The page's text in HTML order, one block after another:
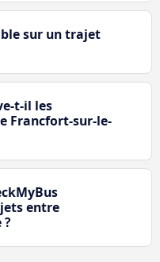
sur un trajet
t-il les
Francfort-sur-le-
entre
?